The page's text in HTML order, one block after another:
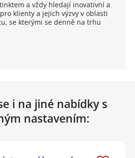
a vždy hledají inovativní a
klienty a jejich výzvy v oblasti
se kterými se denně na trhu
i na jiné nabídky s
nastavením: